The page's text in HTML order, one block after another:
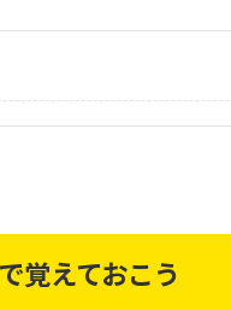
覚えておこう